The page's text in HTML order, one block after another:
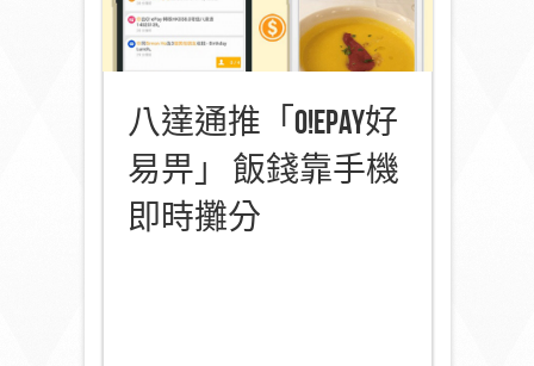
八達通推「O!ePay好
易畀」 飯錢靠手機
即時攤分